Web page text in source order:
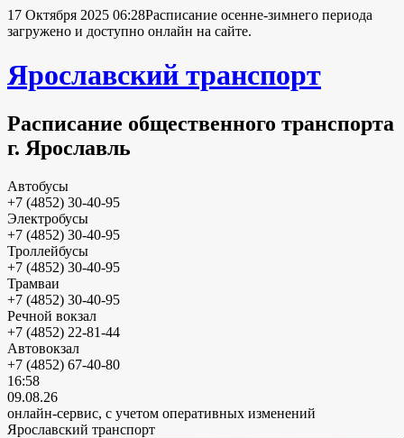
17 Октября 2025 06:28Расписание осенне-зимнего периода
загружено и доступно онлайн на сайте.
Ярославский транспорт
Расписание общественного транспорта
г. Ярославль
Автобусы
+7 (4852) 30-40-95
Электробусы
+7 (4852) 30-40-95
Троллейбусы
+7 (4852) 30-40-95
Трамваи
+7 (4852) 30-40-95
Речной вокзал
+7 (4852) 22-81-44
Автовокзал
+7 (4852) 67-40-80
16:58
09.08.26
онлайн-сервис, с учетом оперативных изменений
Ярославский транспорт